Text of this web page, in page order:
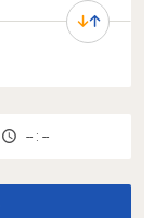
-- : --